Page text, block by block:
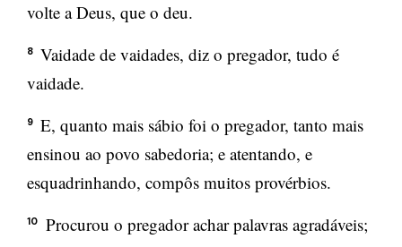
volte a Deus, que o deu.
8
Vaidade de vaidades, diz o pregador, tudo é
vaidade.
9
E, quanto mais sábio foi o pregador, tanto mais
ensinou ao povo sabedoria; e atentando, e
esquadrinhando, compôs muitos provérbios.
10
Procurou o pregador achar palavras agradáveis;